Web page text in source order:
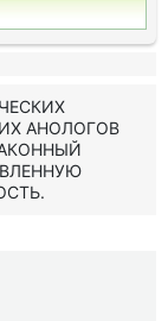
АНОЛОГОВ